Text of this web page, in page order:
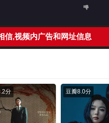
信,视频内广告和网址信息
分 豆瓣8.0分